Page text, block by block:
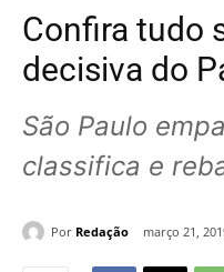
Confira tudo
decisiva do
São Paulo
classifica e
Por Redação março 21,